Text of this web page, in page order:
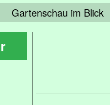
Gartenschau im Blick